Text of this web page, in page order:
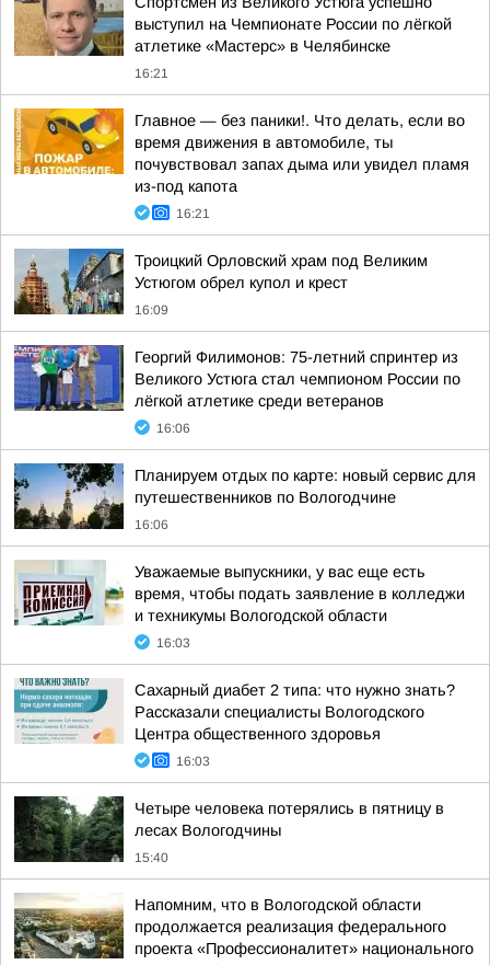
выступил на Чемпионате России по лёгкой
атлетике «Мастерс» в Челябинске
16:21
Главное — без паники!. Что делать, если во
время движения в автомобиле, ты
почувствовал запах дыма или увидел пламя
из-под капота
16:21
Троицкий Орловский храм под Великим
Устюгом обрел купол и крест
16:09
Георгий Филимонов: 75-летний спринтер из
Великого Устюга стал чемпионом России по
лёгкой атлетике среди ветеранов
16:06
Планируем отдых по карте: новый сервис для
путешественников по Вологодчине
16:06
Уважаемые выпускники, у вас еще есть
время, чтобы подать заявление в колледжи
и техникумы Вологодской области
16:03
Сахарный диабет 2 типа: что нужно знать?
Рассказали специалисты Вологодского
Центра общественного здоровья
16:03
Четыре человека потерялись в пятницу в
лесах Вологодчины
15:40
Напомним, что в Вологодской области
продолжается реализация федерального
проекта «Профессионалитет» национального